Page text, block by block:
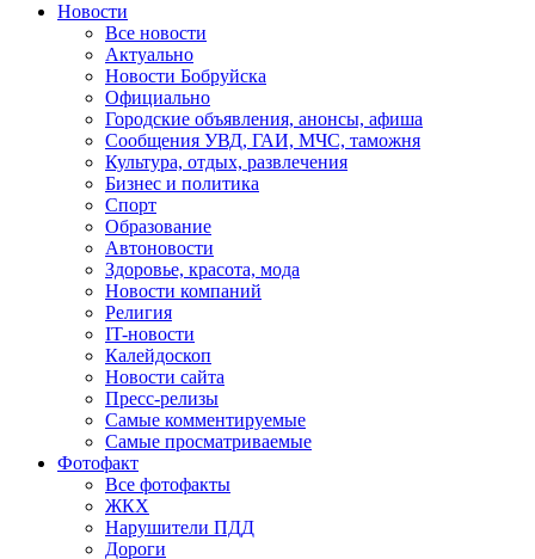
Новости
Все новости
Актуально
Новости Бобруйска
Официально
Городские объявления, анонсы, афиша
Сообщения УВД, ГАИ, МЧС, таможня
Культура, отдых, развлечения
Бизнес и политика
Спорт
Образование
Автоновости
Здоровье, красота, мода
Новости компаний
Религия
IT-новости
Калейдоскоп
Новости сайта
Пресс-релизы
Самые комментируемые
Самые просматриваемые
Фотофакт
Все фотофакты
ЖКХ
Нарушители ПДД
Дороги